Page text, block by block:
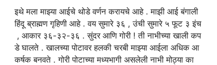
इथेमलामाझ्या आईचे थोडेवर्णनकरायचे आहे .माझी आईबंगाली
हिंदू ब्राह्मण गृहिणी आहे . वय सुमारे ३६ , उंची सुमारे ५ फूट ३ इंच
, आकार ३६-३२-३६ . सुंदर आणि गोरी ! ती नाभीच्या खाली कप
डे घालते . खालच्या पोटावर हलकी चरबी माझ्या आईला अधिक आ
कर्षक बनवते . गोरी पोटाच्या मध्यभागी असलेली नाभी मोठ्या का